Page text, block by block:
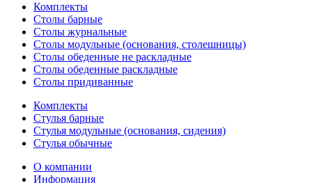
Комплекты
Столы барные
Столы журнальные
Столы модульные (основания, столешницы)
Столы обеденные не раскладные
Столы обеденные раскладные
Столы придиванные
Комплекты
Стулья барные
Стулья модульные (основания, сидения)
Стулья обычные
О компании
Информация